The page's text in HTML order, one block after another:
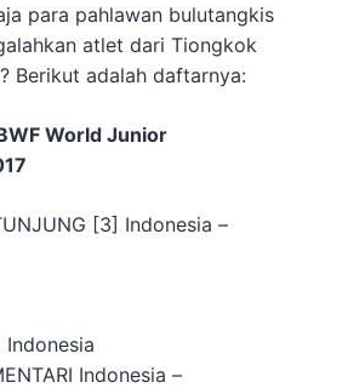
para pahlawan bulutangkis
atlet dari Tiongkok
Berikut adalah daftarnya:
World Junior
[3] Indonesia –
Indonesia
Indonesia –